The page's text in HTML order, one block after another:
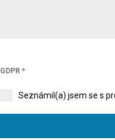
GDPR *
Seznámil(a) jsem se s